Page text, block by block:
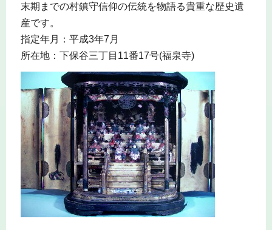
末期までの村鎮守信仰の伝統を物語る貴重な歴史遺
産です。
指定年月：平成3年7月
所在地：下保谷三丁目11番17号(福泉寺)